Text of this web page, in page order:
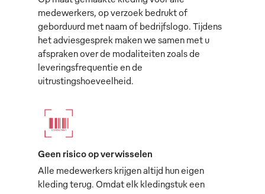
medewerkers, op verzoek bedrukt of
geborduurd met naam of bedrijfslogo. Tijdens
het adviesgesprek maken we samen met u
afspraken over de modaliteiten zoals de
leveringsfrequentie en de
uitrustingshoeveelheid.
Geen risico op verwisselen
Alle medewerkers krijgen altijd hun eigen
kleding terug. Omdat elk kledingstuk een